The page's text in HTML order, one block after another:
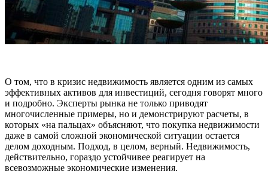
О том, что в кризис недвижимость является одним из самых
эффективных активов для инвестиций, сегодня говорят много
и подробно. Эксперты рынка не только приводят
многочисленные примеры, но и демонстрируют расчеты, в
которых «на пальцах» объясняют, что покупка недвижимости
даже в самой сложной экономической ситуации остается
делом доходным. Подход, в целом, верный. Недвижимость,
действительно, гораздо устойчивее реагирует на
всевозможные экономические изменения.